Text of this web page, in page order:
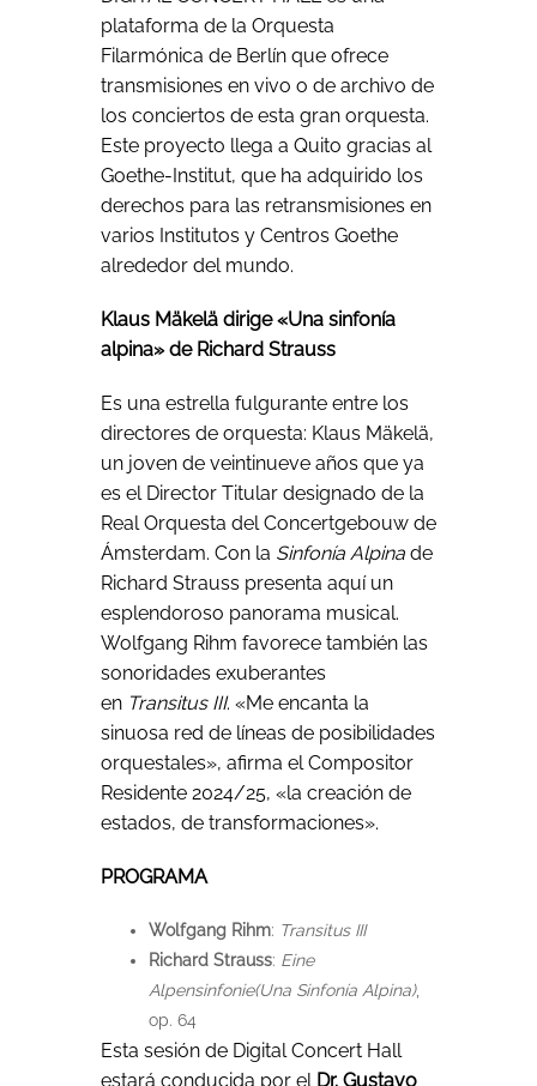
plataforma de la Orquesta
Filarmónica de Berlín que ofrece
transmisiones en vivo o de archivo de
los conciertos de esta gran orquesta.
Este proyecto llega a Quito gracias al
Goethe-Institut, que ha adquirido los
derechos para las retransmisiones en
varios Institutos y Centros Goethe
alrededor del mundo.
Klaus Mäkelä dirige «Una sinfonía
alpina» de Richard Strauss
Es una estrella fulgurante entre los
directores de orquesta: Klaus Mäkelä,
un joven de veintinueve años que ya
es el Director Titular designado de la
Real Orquesta del Concertgebouw de
Ámsterdam. Con la Sinfonía Alpina de
Richard Strauss presenta aquí un
esplendoroso panorama musical.
Wolfgang Rihm favorece también las
sonoridades exuberantes
en Transitus III. «Me encanta la
sinuosa red de líneas de posibilidades
orquestales», afirma el Compositor
Residente 2024/25, «la creación de
estados, de transformaciones».
PROGRAMA
Wolfgang Rihm: Transitus III
Richard Strauss: Eine
Alpensinfonie(Una Sinfonía Alpina),
op. 64
Esta sesión de Digital Concert Hall
estará conducida por el Dr. Gustavo